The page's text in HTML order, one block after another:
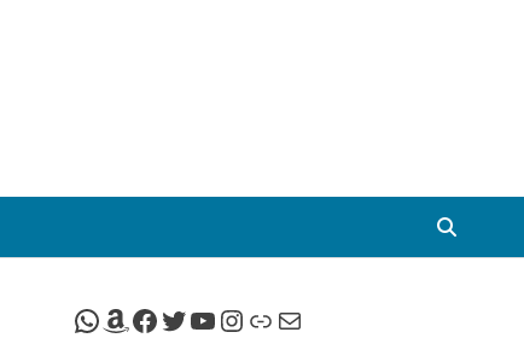
Canal de Whatsapp de Viscalacant
Comprar en Amazon
Facebook de Viscalacant
Twitter de Viscalacant
Canal de Youtube de Viscalacant
Instagram de Viscalacant
Viscalacant en Polkaverse
Correo electrónico